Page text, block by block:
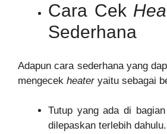
Cara Cek
Sederhana
Adapun cara sederhana yang
mengecek heateryaitu sebagai
Tutup yang ada di
dilepaskan terlebih dahulu.